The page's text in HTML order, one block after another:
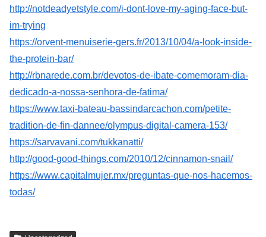
http://notdeadyetstyle.com/i-dont-love-my-aging-face-but-
im-trying
https://orvent-menuiserie-gers.fr/2013/10/04/a-look-inside-
the-protein-bar/
http://rbnarede.com.br/devotos-de-ibate-comemoram-dia-
dedicado-a-nossa-senhora-de-fatima/
https://www.taxi-bateau-bassindarcachon.com/petite-
tradition-de-fin-dannee/olympus-digital-camera-153/
https://sarvavani.com/tukkanatti/
http://good-good-things.com/2010/12/cinnamon-snail/
https://www.capitalmujer.mx/preguntas-que-nos-hacemos-
todas/